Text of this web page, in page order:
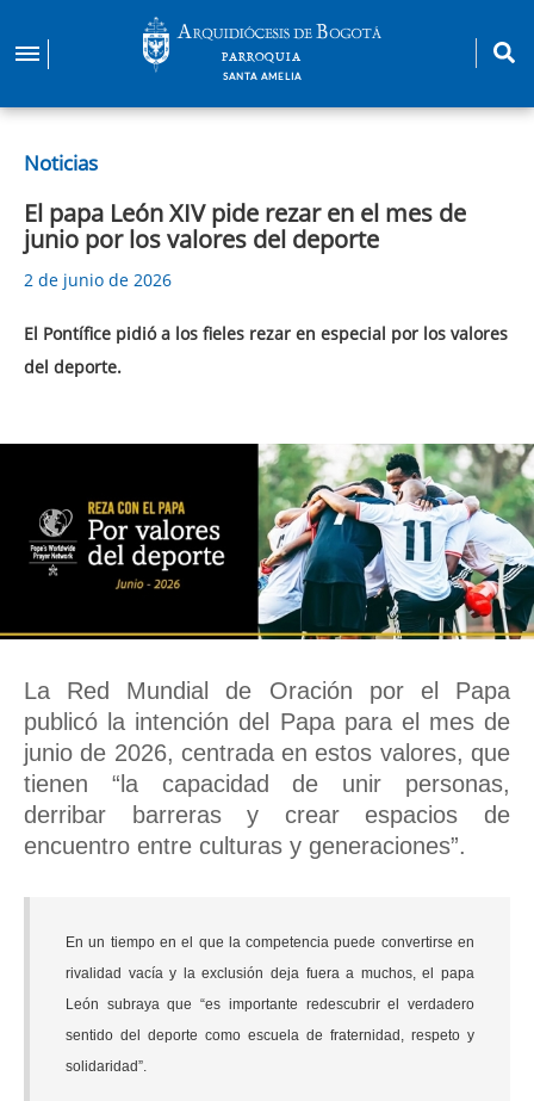
contenido
PARROQUIA
SANTA AMELIA
Noticias
El papa León XIV pide rezar en el mes de
junio por los valores del deporte
2 de junio de 2026
El Pontífice pidió a los fieles rezar en especial por los valores
del deporte.
La Red Mundial de Oración por el Papa
publicó la intención del Papa para el mes de
junio de 2026, centrada en estos valores, que
tienen “la capacidad de unir personas,
derribar barreras y crear espacios de
encuentro entre culturas y generaciones”.
En un tiempo en el que la competencia puede convertirse en
rivalidad vacía y la exclusión deja fuera a muchos, el papa
León subraya que “es importante redescubrir el verdadero
sentido del deporte como escuela de fraternidad, respeto y
solidaridad”.